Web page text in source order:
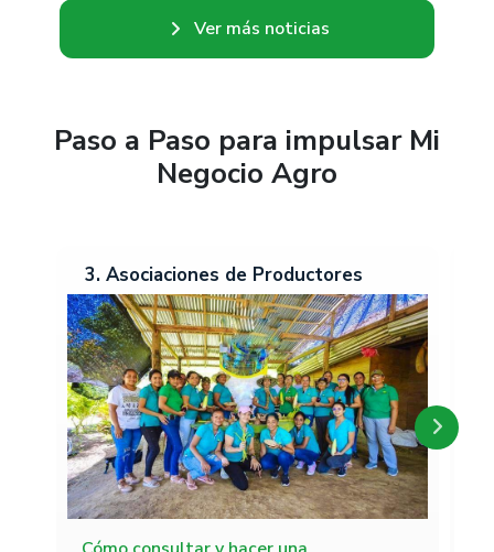
Ver más noticias
Paso a Paso para impulsar Mi
Negocio Agro
3. Asociaciones de Productores